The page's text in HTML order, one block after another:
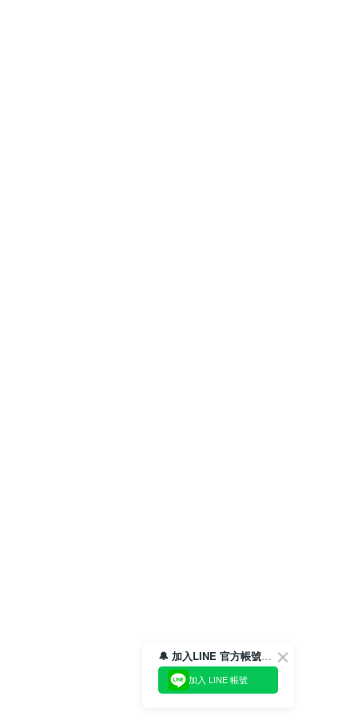
🔔 加入LINE 官方帳號，領取$100折價券！
加入 LINE 帳號